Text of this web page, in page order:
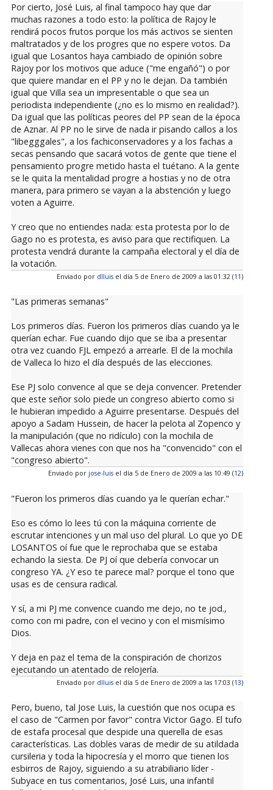
Por cierto, José Luis, al final tampoco hay que dar
muchas razones a todo esto: la política de Rajoy le
rendirá pocos frutos porque los más activos se sienten
maltratados y de los progres que no espere votos. Da
igual que Losantos haya cambiado de opinión sobre
Rajoy por los motivos que aduce ("me engañó") o por
que quiere mandar en el PP y no le dejan. Da también
igual que Villa sea un impresentable o que sea un
periodista independiente (¿no es lo mismo en realidad?).
Da igual que las políticas peores del PP sean de la época
de Aznar. Al PP no le sirve de nada ir pisando callos a los
"libegggales", a los fachiconservadores y a los fachas a
secas pensando que sacará votos de gente que tiene el
pensamiento progre metido hasta el tuétano. A la gente
se le quita la mentalidad progre a hostias y no de otra
manera, para primero se vayan a la abstención y luego
voten a Aguirre.
Y creo que no entiendes nada: esta protesta por lo de
Gago no es protesta, es aviso para que rectifiquen. La
protesta vendrá durante la campaña electoral y el día de
la votación.
Enviado por dlluisel día 5 de Enero de 2009 a las 01:32 (11)
"Las primeras semanas"
Los primeros días. Fueron los primeros días cuando ya le
querían echar. Fue cuando dijo que se iba a presentar
otra vez cuando FJL empezó a arrearle. El de la mochila
de Valleca lo hizo el día después de las elecciones.
Ese PJ solo convence al que se deja convencer. Pretender
que este señor solo piede un congreso abierto como si
le hubieran impedido a Aguirre presentarse. Después del
apoyo a Sadam Hussein, de hacer la pelota al Zopenco y
la manipulación (que no ridículo) con la mochila de
Vallecas ahora vienes con que nos ha "convencido" con el
"congreso abierto".
Enviado por jose-luisel día 5 de Enero de 2009 a las 10:49 (12)
"Fueron los primeros días cuando ya le querían echar."
Eso es cómo lo lees tú con la máquina corriente de
escrutar intenciones y un mal uso del plural. Lo que yo DE
LOSANTOS oí fue que le reprochaba que se estaba
echando la siesta. De PJ oí que debería convocar un
congreso YA. ¿Y eso te parece mal? porque el tono que
usas es de censura radical.
Y sí, a mi PJ me convence cuando me dejo, no te jod.,
como con mi padre, con el vecino y con el mismísimo
Dios.
Y deja en paz el tema de la conspiración de chorizos
ejecutando un atentado de relojería.
Enviado por dlluisel día 5 de Enero de 2009 a las 17:03 (13)
Pero, bueno, tal Jose Luis, la cuestión que nos ocupa es
el caso de "Carmen por favor" contra Victor Gago. El tufo
de estafa procesal que despide una querella de esas
características. Las dobles varas de medir de su atildada
cursileria y toda la hipocresía y el morro que tienen los
esbirros de Rajoy, siguiendo a su atrabiliario líder -
Subyace en tus comentarios, José Luis, una infantil